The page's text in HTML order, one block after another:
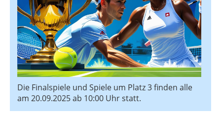
Die Finalspiele und Spiele um Platz 3 finden alle
am 20.09.2025 ab 10:00 Uhr statt.